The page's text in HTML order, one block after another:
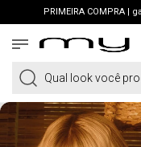
PRIMEIRA COMPRA |
FRETE GRÁTIS
Qual look você procura